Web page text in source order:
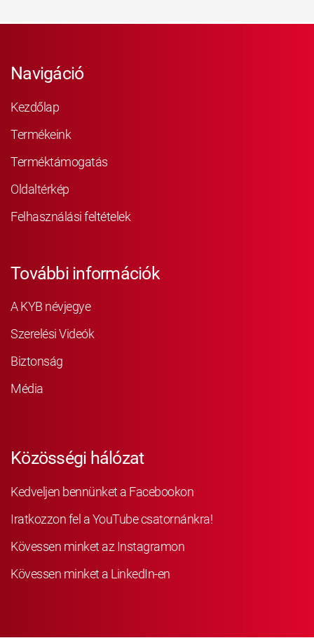
Navigáció
Kezdőlap
Termékeink
Terméktámogatás
Oldaltérkép
Felhasználási feltételek
További információk
A KYB névjegye
Szerelési Videók
Biztonság
Média
Közösségi hálózat
Kedveljen bennünket a Facebookon
Iratkozzon fel a YouTube csatornánkra!
Kövessen minket az Instagramon
Kövessen minket a LinkedIn-en